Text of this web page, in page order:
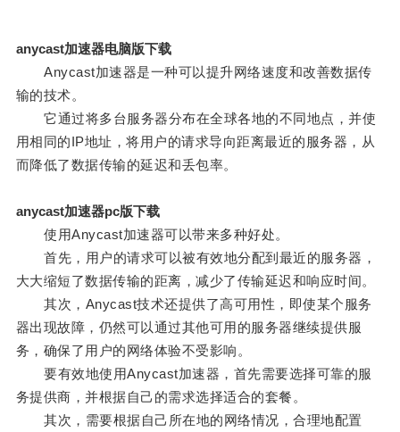
anycast加速器电脑版下载
Anycast加速器是一种可以提升网络速度和改善数据传
输的技术。
它通过将多台服务器分布在全球各地的不同地点，并使
用相同的IP地址，将用户的请求导向距离最近的服务器，从
而降低了数据传输的延迟和丢包率。
anycast加速器pc版下载
使用Anycast加速器可以带来多种好处。
首先，用户的请求可以被有效地分配到最近的服务器，
大大缩短了数据传输的距离，减少了传输延迟和响应时间。
其次，Anycast技术还提供了高可用性，即使某个服务
器出现故障，仍然可以通过其他可用的服务器继续提供服
务，确保了用户的网络体验不受影响。
要有效地使用Anycast加速器，首先需要选择可靠的服
务提供商，并根据自己的需求选择适合的套餐。
其次，需要根据自己所在地的网络情况，合理地配置